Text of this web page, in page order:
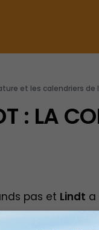
et les calendriers de
: LA
pas et Lindt a
pas les